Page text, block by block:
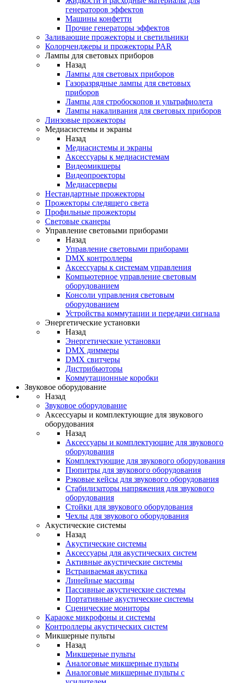
генераторов эффектов
Машины конфетти
Прочие генераторы эффектов
Заливающие прожекторы и светильники
Колорченджеры и прожекторы PAR
Лампы для световых приборов
Назад
Лампы для световых приборов
Газоразрядные лампы для световых
приборов
Лампы для стробоскопов и ультрафиолета
Лампы накаливания для световых приборов
Линзовые прожекторы
Медиасистемы и экраны
Назад
Медиасистемы и экраны
Аксессуары к медиасистемам
Видеомикшеры
Видеопроекторы
Медиасерверы
Нестандартные прожекторы
Прожекторы следящего света
Профильные прожекторы
Световые сканеры
Управление световыми приборами
Назад
Управление световыми приборами
DMX контроллеры
Аксессуары к системам управления
Компьютерное управление световым
оборудованием
Консоли управления световым
оборудованием
Устройства коммутации и передачи сигнала
Энергетические установки
Назад
Энергетические установки
DMX диммеры
DMX свитчеры
Дистрибьюторы
Коммутационные коробки
Звуковое оборудование
Назад
Звуковое оборудование
Аксессуары и комплектующие для звукового
оборудования
Назад
Аксессуары и комплектующие для звукового
оборудования
Комплектующие для звукового оборудования
Пюпитры для звукового оборудования
Рэковые кейсы для звукового оборудования
Стабилизаторы напряжения для звукового
оборудования
Стойки для звукового оборудования
Чехлы для звукового оборудования
Акустические системы
Назад
Акустические системы
Аксессуары для акустических систем
Активные акустические системы
Встраиваемая акустика
Линейные массивы
Пассивные акустические системы
Портативные акустические системы
Сценические мониторы
Караоке микрофоны и системы
Контроллеры акустических систем
Микшерные пульты
Назад
Микшерные пульты
Аналоговые микшерные пульты
Аналоговые микшерные пульты с